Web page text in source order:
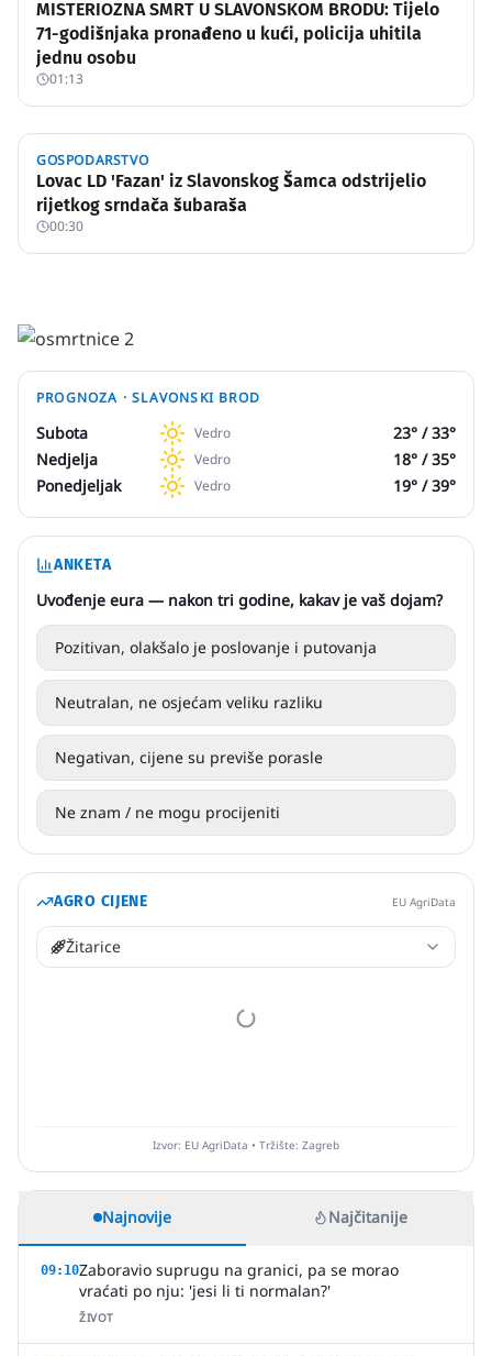
MISTERIOZNA SMRT U SLAVONSKOM BRODU: Tijelo
71-godišnjaka pronađeno u kući, policija uhitila
jednu osobu
01:13
GOSPODARSTVO
Lovac LD 'Fazan' iz Slavonskog Šamca odstrijelio
rijetkog srndača šubaraša
00:30
PROGNOZA ·SLAVONSKI BROD
Subota Vedro 23° /33°
Nedjelja
Vedro 18° /35°
Ponedjeljak
Vedro 19° /39°
ANKETA
Uvođenje eura — nakon tri godine, kakav je vaš dojam?
Pozitivan, olakšalo je poslovanje i putovanja
Neutralan, ne osjećam veliku razliku
Negativan, cijene su previše porasle
Ne znam / ne mogu procijeniti
AGRO CIJENE EU AgriData
Žitarice
Izvor: EU AgriData • Tržište: Zagreb
Najnovije Najčitanije
09:10Zaboravio suprugu na granici, pa se morao
vraćati po nju: 'jesi li ti normalan?'
ŽIVOT